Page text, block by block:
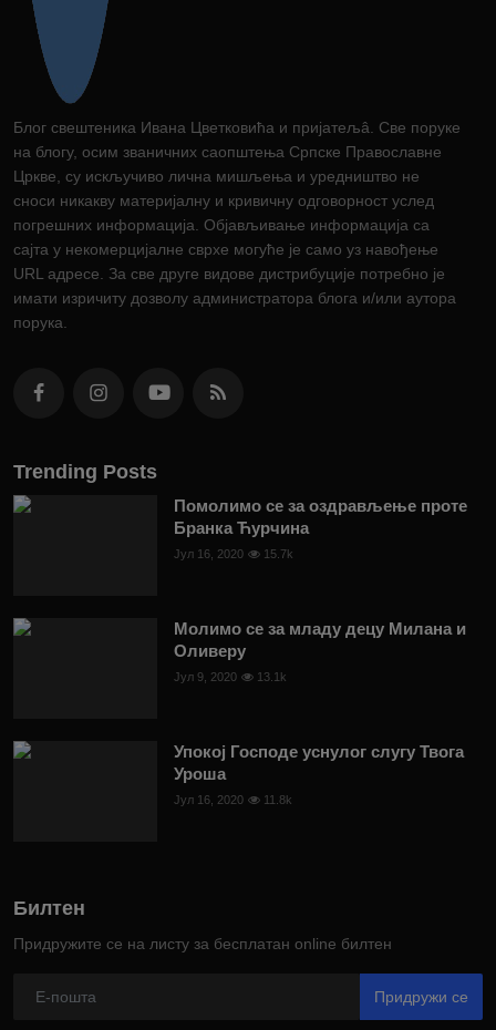
Блог свештеника Ивана Цветковића и пријатељâ. Све поруке
на блогу, осим званичних саопштења Српске Православне
Цркве, су искључиво лична мишљења и уредништво не
сноси никакву материјалну и кривичну одговорност услед
погрешних информација. Објављивање информација са
сајта у некомерцијалне сврхе могуће је само уз навођење
URL адресе. За све друге видове дистрибуције потребно је
имати изричиту дозволу администратора блога и/или аутора
порука.
Trending Posts
Помолимо се за оздрављење проте
Бранка Ћурчина
Јул 16, 2020 15.7k
Молимо се за младу децу Милана и
Оливеру
Јул 9, 2020 13.1k
Упокој Господе уснулог слугу Твога
Уроша
Јул 16, 2020 11.8k
Билтен
Придружите се на листу за бесплатан online билтен
Придружи се